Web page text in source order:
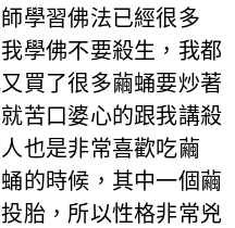
學習佛法已經很多
學佛不要殺生，我都
買了很多繭蛹要炒著
苦口婆心的跟我講殺
也是非常喜歡吃繭
的時候，其中一個繭
胎，所以性格非常兇